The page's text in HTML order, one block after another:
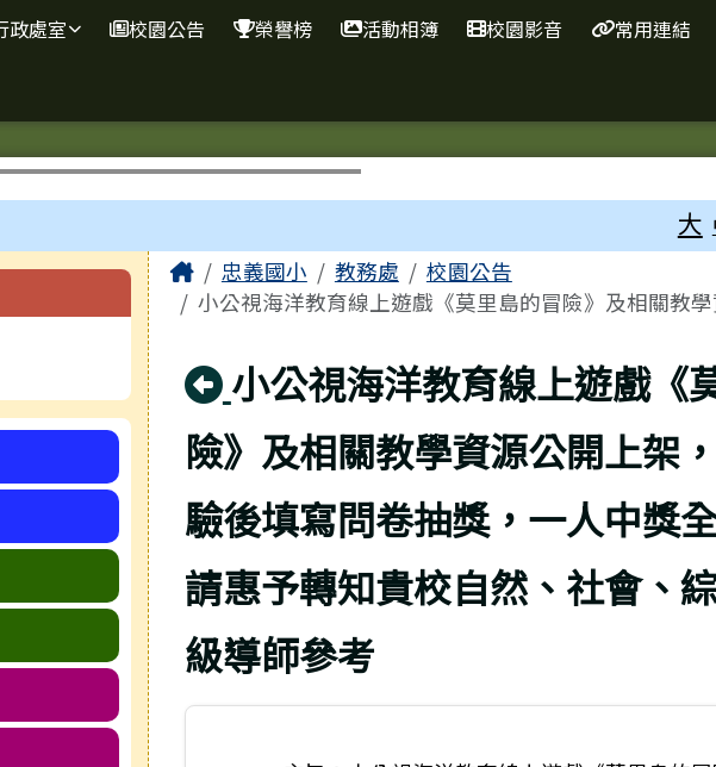
政處室 校園公告 榮譽榜 活動相簿 校園影音 常用連結
大
主內容區域
Home忠義國小 教務處
校園公告
小公視海洋教育線上遊戲《莫里島的冒險》及相關教
回上頁
小公視海洋教育線上遊戲《
險》及相關教學資源公開上架
驗後填寫問卷抽獎，一人中獎
請惠予轉知貴校自然、社會、
級導師參考